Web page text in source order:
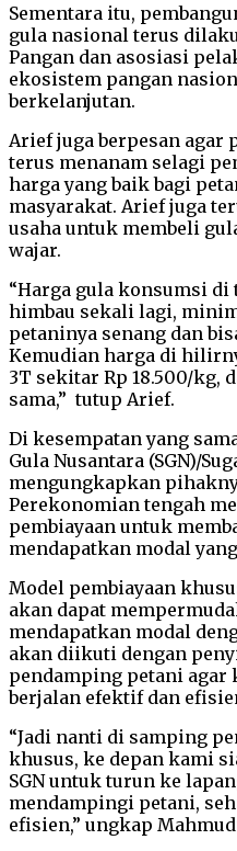
Sementara itu,
gula nasional terus
Pangan dan asosiasi
ekosistem pangan
berkelanjutan.
Arief juga berpesan agar
terus menanam selagi
harga yang baik bagi
masyarakat. Arief juga
usaha untuk membeli
wajar.
“Harga gula konsumsi
himbau sekali lagi,
petaninya senang dan
Kemudian harga di
3T sekitar Rp 18.500/kg,
sama,” tutup Arief.
Di kesempatan yang
Gula Nusantara (SGN)/
mengungkapkan
Perekonomian tengah
pembiayaan untuk
mendapatkan modal
Model pembiayaan
akan dapat
mendapatkan modal
akan diikuti dengan
pendamping petani agar
berjalan efektif dan
“Jadi nanti di samping
khusus, ke depan kami
SGN untuk turun ke
mendampingi petani,
efisien,” ungkap